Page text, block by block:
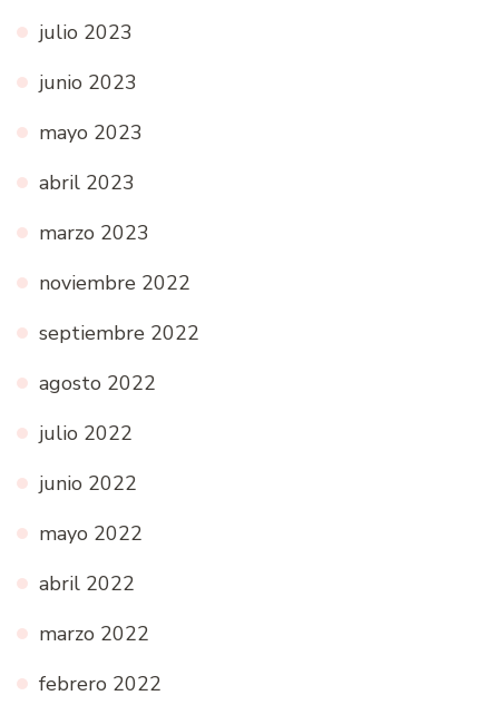
julio 2023
junio 2023
mayo 2023
abril 2023
marzo 2023
noviembre 2022
septiembre 2022
agosto 2022
julio 2022
junio 2022
mayo 2022
abril 2022
marzo 2022
febrero 2022